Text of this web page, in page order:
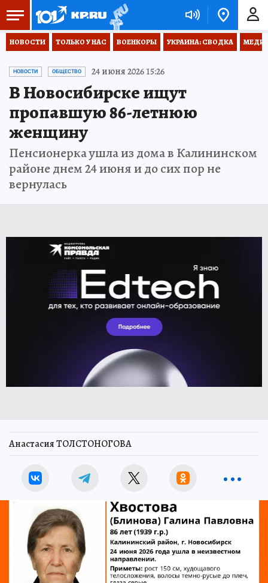
НОВОСТИ ТОЛЬКО У НАС ВОЕНКОРЫ УКРАИНА: СВОДКА
НОВОСТИ ОБЩЕСТВО 24 июня 2026 15:26
В Новосибирске ищут
пропавшую 86-летнюю
женщину
Пенсионерка ушла из дома в Калининском
районе днем 24 июня и до сих пор не
вернулась
Анастасия ТОЛСТОНОГОВА